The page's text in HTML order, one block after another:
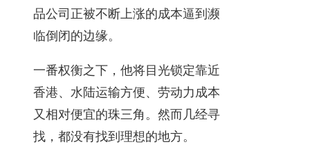
品公司正被不断上涨的成本逼到濒
临倒闭的边缘。
一番权衡之下，他将目光锁定靠近
香港、水陆运输方便、劳动力成本
又相对便宜的珠三角。然而几经寻
找，都没有找到理想的地方。